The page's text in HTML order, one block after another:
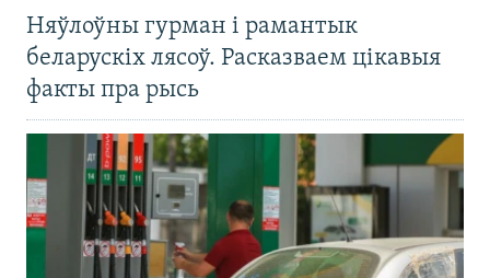
Няўлоўны гурман і рамантык
беларускіх лясоў. Расказваем цікавыя
факты пра рысь